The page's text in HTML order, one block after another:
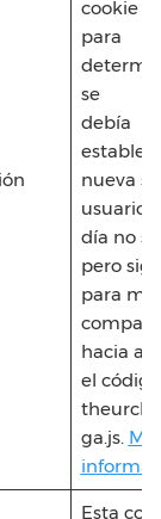
cookie
para
se
debía
nueva
usuario.
día no
pero
para
hacia
el
ga.js.
Esta